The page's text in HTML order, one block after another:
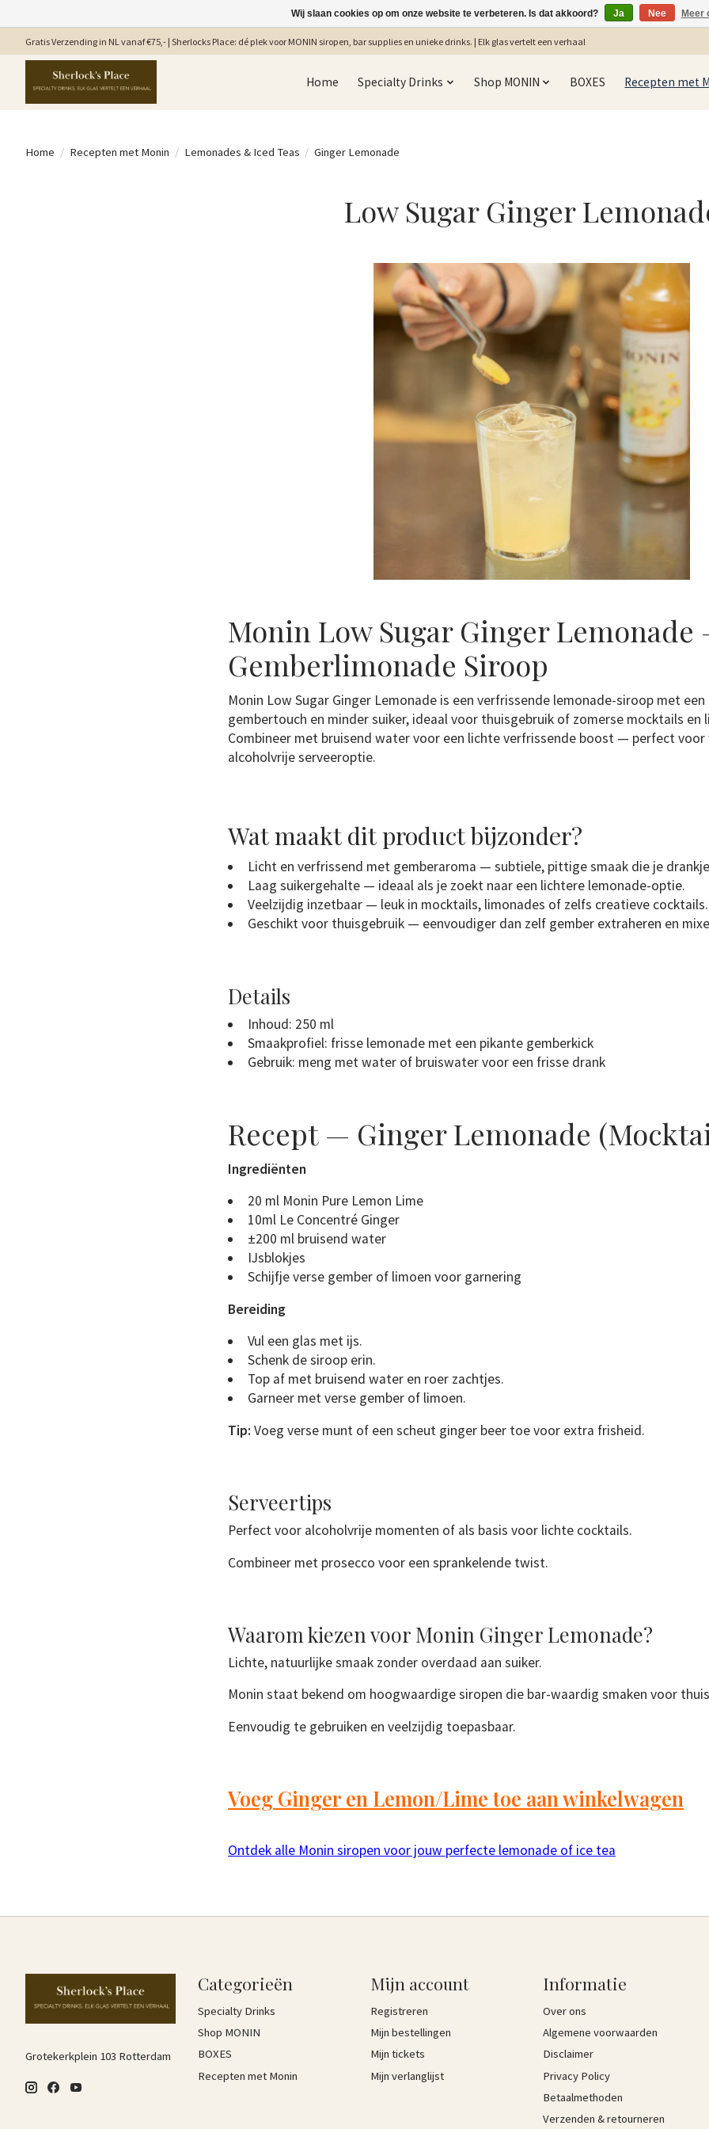
Gratis Verzending in NL vanaf €75,- | Sherlocks Place: dé plek voor MONIN siropen, bar supplies en unieke drinks. | Elk glas vertelt een verhaal
Home Specialty Drinks Shop MONIN BOXES Recepten met
Home / Recepten met Monin / Lemonades & Iced Teas / Ginger Lemonade
Low Sugar Ginger
Monin Low Sugar Ginger Lemonade
Gemberlimonade Siroop
Monin Low Sugar Ginger Lemonade is een verfrissende lemonade-siroop met
gembertouch en minder suiker, ideaal voor thuisgebruik of zomerse mocktails en
Combineer met bruisend water voor een lichte verfrissende boost — perfect
alcoholvrije serveeroptie.
Wat maakt dit product bijzonder?
Licht en verfrissend met gemberaroma — subtiele, pittige smaak die je
Laag suikergehalte — ideaal als je zoekt naar een lichtere lemonade-optie.
Veelzijdig inzetbaar — leuk in mocktails, limonades of zelfs creatieve cocktails.
Geschikt voor thuisgebruik — eenvoudiger dan zelf gember extraheren en
Details
Inhoud: 250 ml
Smaakprofiel: frisse lemonade met een pikante gemberkick
Gebruik: meng met water of bruiswater voor een frisse drank
Recept — Ginger Lemonade
Ingrediënten
20 ml Monin Pure Lemon Lime
10ml Le Concentré Ginger
±200 ml bruisend water
IJsblokjes
Schijfje verse gember of limoen voor garnering
Bereiding
Vul een glas met ijs.
Schenk de siroop erin.
Top af met bruisend water en roer zachtjes.
Garneer met verse gember of limoen.
Tip: Voeg verse munt of een scheut ginger beer toe voor extra frisheid.
Serveertips
Perfect voor alcoholvrije momenten of als basis voor lichte cocktails.
Combineer met prosecco voor een sprankelende twist.
Waarom kiezen voor Monin Ginger Lemonade?
Lichte, natuurlijke smaak zonder overdaad aan suiker.
Monin staat bekend om hoogwaardige siropen die bar-waardig smaken voor
Eenvoudig te gebruiken en veelzijdig toepasbaar.
Voeg Ginger en Lemon/Lime toe aan winkelwagen
Ontdek alle Monin siropen voor jouw perfecte lemonade of ice tea
Grotekerkplein 103 Rotterdam
Categorieën
Specialty Drinks
Shop MONIN
BOXES
Recepten met Monin
Mijn account
Registreren
Mijn bestellingen
Mijn tickets
Mijn verlanglijst
Informatie
Over ons
Algemene voorwaarden
Disclaimer
Privacy Policy
Betaalmethoden
Verzenden & retourneren
Wij slaan cookies op om onze website te verbeteren. Is dat akkoord? Ja Nee Meer